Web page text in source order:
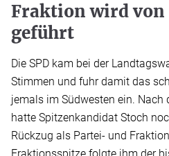
Fraktion wird von
geführt
Die SPD kam bei der
Stimmen und fuhr damit das
jemals im Südwesten ein. Nach
hatte Spitzenkandidat Stoch
Rückzug als Partei- und